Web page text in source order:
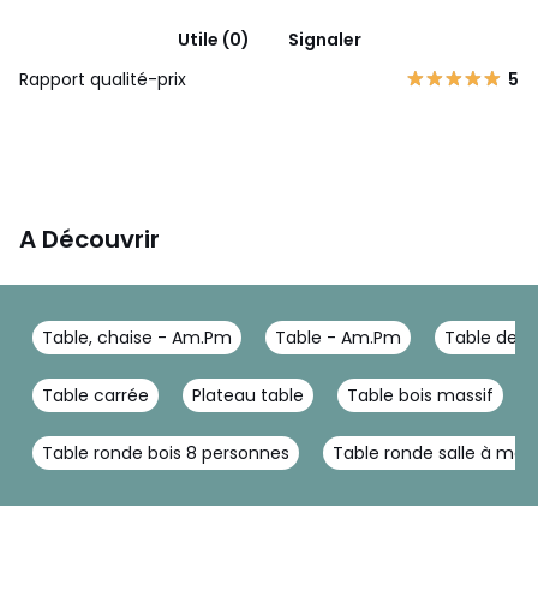
Utile (0)
Signaler
Rapport qualité-prix
5
A Découvrir
Table, chaise - Am.Pm Table - Am.Pm Table de
Table carrée Plateau table Table bois massif
Table ronde bois 8 personnes Table ronde salle à